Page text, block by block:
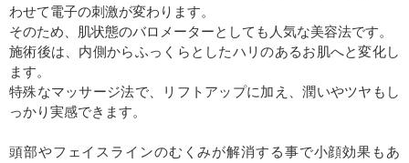
わせて電子の刺激が変わります。
そのため、肌状態のバロメーターとしても人気な美容法です。
施術後は、内側からふっくらとしたハリのあるお肌へと変化し
ます。
特殊なマッサージ法で、リフトアップに加え、潤いやツヤもし
っかり実感できます。
頭部やフェイスラインのむくみが解消する事で小顔効果もあ